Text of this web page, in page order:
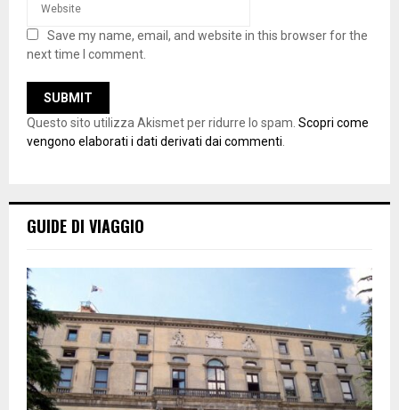
Save my name, email, and website in this browser for the
next time I comment.
Questo sito utilizza Akismet per ridurre lo spam. Scopri come
vengono elaborati i dati derivati dai commenti.
GUIDE DI VIAGGIO